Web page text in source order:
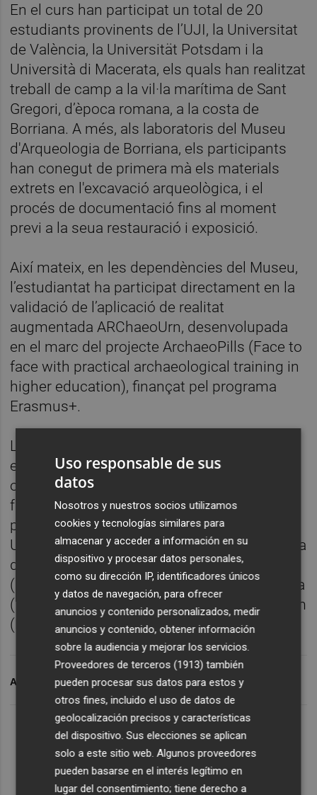
En el curs han participat un total de 20
estudiants provinents de l’UJI, la Universitat
de València, la Universität Potsdam i la
Università di Macerata, els quals han realitzat
treball de camp a la vil·la marítima de Sant
Gregori, d’època romana, a la costa de
Borriana. A més, als laboratoris del Museu
d'Arqueologia de Borriana, els participants
han conegut de primera mà els materials
extrets en l'excavació arqueològica, i el
procés de documentació fins al moment
previ a la seua restauració i exposició.
Així mateix, en les dependències del Museu,
l’estudiantat ha participat directament en la
validació de l’aplicació de realitat
augmentada ARChaeoUrn, desenvolupada
en el marc del projecte ArchaeoPills (Face to
face with practical archaeological training in
higher education), finançat pel programa
Erasmus+.
L’aplicació permet seguir els passos per a
excavar una urna funerària fins a arribar als
ossos incinerats i materials de l’aixovar
funerari del seu interior. ArchaeoPills és un
projecte que està desenvolupant la
Universitat Jaume I, la Universitat Politècnica
de València, la Université de Lorraine
(França), la Università degli studi di Macerata
(Itàlia), i el Eotvos Lorand Tudomanyegyetem
(Hongria).
ARCHIVADO EN UJI ARQUEOLOGIA
Uso responsable de sus
datos
Nosotros y nuestros socios utilizamos
cookies y tecnologías similares para
almacenar y acceder a información en su
dispositivo y procesar datos personales,
como su dirección IP, identificadores únicos
y datos de navegación, para ofrecer
anuncios y contenido personalizados, medir
anuncios y contenido, obtener información
sobre la audiencia y mejorar los servicios.
Proveedores de terceros (1913) también
pueden procesar sus datos para estos y
otros fines, incluido el uso de datos de
geolocalización precisos y características
del dispositivo. Sus elecciones se aplican
solo a este sitio web. Algunos proveedores
pueden basarse en el interés legítimo en
lugar del consentimiento; tiene derecho a